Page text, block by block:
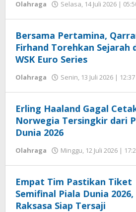
Olahraga Selasa, 14 Juli 2026 |
Bersama Pertamina,
Firhand Torehkan Sejarah
WSK Euro Series
Olahraga Senin, 13 Juli 2026 | 12:37
Erling Haaland Gagal
Norwegia Tersingkir dari
Dunia 2026
Olahraga Minggu, 12 Juli 2026 |
Empat Tim Pastikan Tiket
Semifinal Piala Dunia 2026,
Raksasa Siap Tersaji